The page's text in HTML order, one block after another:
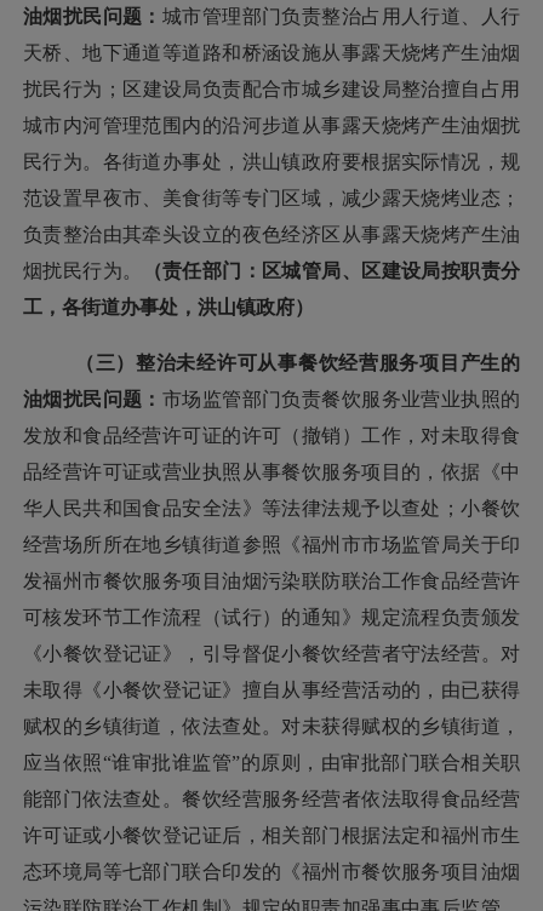
油烟扰民问题： 城市管理部门负责整治占用人行道、人行
天桥、地下通道等道路和桥涵设施从事露天烧烤产生油烟
扰民行为；区建设局负责配合市城乡建设局整治擅自占用
城市内河管理范围内的沿河步道从事露天烧烤产生油烟扰
民行为。各街道办事处，洪山镇政府要根据实际情况，规
范设置早夜市、美食街等专门区域，减少露天烧烤业态；
负责整治由其牵头设立的夜色经济区从事露天烧烤产生油
烟扰民行为。
（责任部门：区城管局、区建设局按职责分
工，各街道办事处，洪山镇政府）
（三）整治未经许可从事餐饮经营服务项目产生的
油烟扰民问题： 市场监管部门负责餐饮服务业营业执照的
发放和食品经营许可证的许可（撤销）工作， 对未取得食
品经营许可证或营业执照从事餐饮服务项目的，依据《中
华人民共和国食品安全法》等法律法规予以查处 ； 小餐饮
经营场所所在地乡镇街道参照《福州市市场监管局关于印
发福州市餐饮服务项目油烟污染联防联治工作食品经营许
可核发环节工作流程（试行）的通知》规定流程负责颁发
《小餐饮登记证》，引导督促小餐饮经营者守法经营。对
未取得《小餐饮登记证》擅自从事经营活动的，由已获得
赋权的乡镇街道，依法查处。对未获得赋权的乡镇街道，
应当依照 “谁审批谁监管”的原则，由审批部门联合相关职
能部门依法查处。餐饮经营服务经营者依法取得食品经营
许可证或小餐饮登记证后，相关部门根据法定和福州市生
态环境局等七部门联合印发的《福州市餐饮服务项目油烟